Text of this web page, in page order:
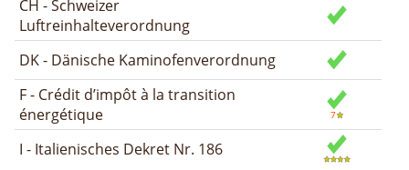
CH - Schweizer
Luftreinhalteverordnung
DK - Dänische Kaminofenverordnung
F - Crédit d’impôt à la transition
énergétique
I - Italienisches Dekret Nr. 186